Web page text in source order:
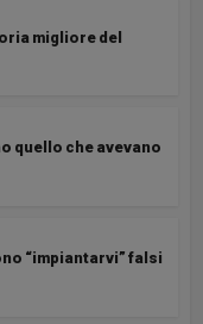
migliore del
quello che avevano
“impiantarvi” falsi